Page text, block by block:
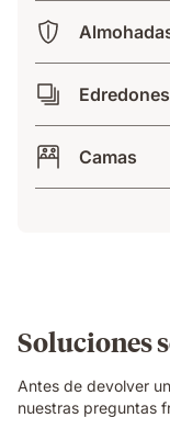
Edredones
Camas
Soluciones
Antes de devolver
nuestras preguntas